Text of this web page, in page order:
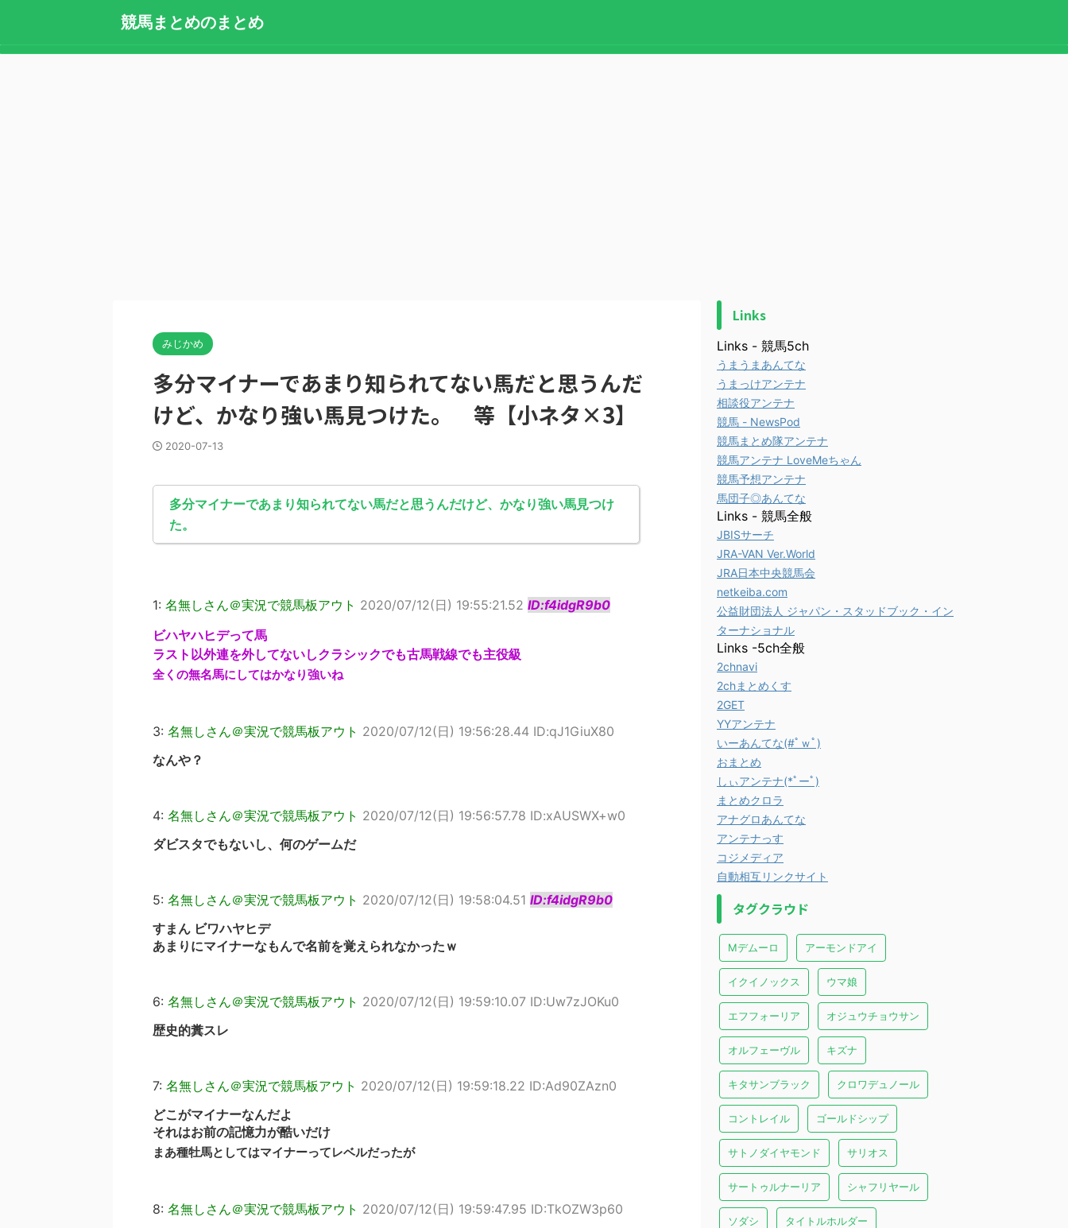
競馬まとめのまとめ
みじかめ
多分マイナーであまり知られてない馬だと思うんだ
けど、かなり強い馬見つけた。 等【小ネタ×3】
2020-07-13
多分マイナーであまり知られてない馬だと思うんだけど、かなり強い馬見つけ
た。
1: 名無しさん＠実況で競馬板アウト 2020/07/12(日) 19:55:21.52 ID:f4idgR9b0
ビハヤハヒデって馬
ラスト以外連を外してないしクラシックでも古馬戦線でも主役級
全くの無名馬にしてはかなり強いね
3: 名無しさん＠実況で競馬板アウト 2020/07/12(日) 19:56:28.44 ID:qJ1GiuX80
なんや？
4: 名無しさん＠実況で競馬板アウト 2020/07/12(日) 19:56:57.78 ID:xAUSWX+w0
ダビスタでもないし、何のゲームだ
5: 名無しさん＠実況で競馬板アウト 2020/07/12(日) 19:58:04.51 ID:f4idgR9b0
すまん ビワハヤヒデ
あまりにマイナーなもんで名前を覚えられなかったｗ
6: 名無しさん＠実況で競馬板アウト 2020/07/12(日) 19:59:10.07 ID:Uw7zJOKu0
歴史的糞スレ
7: 名無しさん＠実況で競馬板アウト 2020/07/12(日) 19:59:18.22 ID:Ad90ZAzn0
どこがマイナーなんだよ
それはお前の記憶力が酷いだけ
まあ種牡馬としてはマイナーってレベルだったが
8: 名無しさん＠実況で競馬板アウト 2020/07/12(日) 19:59:47.95 ID:TkOZW3p60
Links
Links - 競馬5ch
うまうまあんてな
うまっけアンテナ
相談役アンテナ
競馬 - NewsPod
競馬まとめ隊アンテナ
競馬アンテナ LoveMeちゃん
競馬予想アンテナ
馬団子◎あんてな
Links - 競馬全般
JBISサーチ
JRA-VAN Ver.World
JRA日本中央競馬会
netkeiba.com
公益財団法人 ジャパン・スタッドブック・イン
ターナショナル
Links -5ch全般
2chnavi
2chまとめくす
2GET
YYアンテナ
いーあんてな(#ﾟｗﾟ)
おまとめ
しぃアンテナ(*ﾟーﾟ)
まとめクロラ
アナグロあんてな
アンテナっす
コジメディア
自動相互リンクサイト
タグクラウド
Mデムーロ アーモンドアイ
イクイノックス ウマ娘
エフフォーリア オジュウチョウサン
オルフェーヴル キズナ
キタサンブラック クロワデュノール
コントレイル ゴールドシップ
サトノダイヤモンド サリオス
サートゥルナーリア シャフリヤール
ソダシ タイトルホルダー